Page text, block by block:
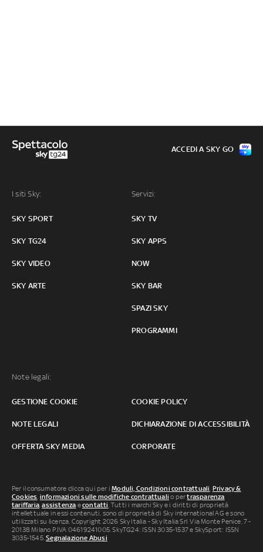
I siti Sky:
SKY SPORT
SKY TG24
SKY VIDEO
SKY ARTE
Servizi:
SKY TV
SKY APPS
NOW
SKY BAR
SPAZI SKY
PROGRAMMI
Note legali:
GESTIONE COOKIE COOKIE POLICY
NOTE LEGALI DICHIARAZIONE DI ACCESSIBILITÀ
OFFERTA SKY MEDIA CORPORATE
ACCEDI A SKY GO
Per il consumatore clicca qui per iModuli, Condizioni contrattuali, Privacy &
Cookies, informazioni sulle modifiche contrattuali o pertrasparenza
tariffaria,assistenza econtatti. Tutti i marchi Sky e i diritti di proprietà
intellettuale in essi contenuti, sono di proprietà di Sky international AG e sono
utilizzati su licenza. Copyright 2026 Sky Italia - Sky Italia Srl Via Monte Penice, 7 -
20138 Milano P.IVA 04619241005. SkyTG24: ISSN 3035-1537 e SkySport: ISSN
3035-1545.Segnalazione Abusi